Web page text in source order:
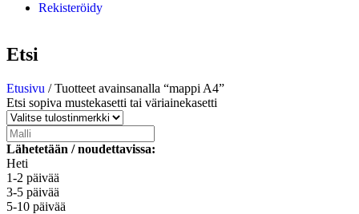
Rekisteröidy
Etsi
Etusivu / Tuotteet avainsanalla “mappi A4”
Etsi sopiva mustekasetti tai väriainekasetti
Lähetetään / noudettavissa:
Heti
1-2 päivää
3-5 päivää
5-10 päivää